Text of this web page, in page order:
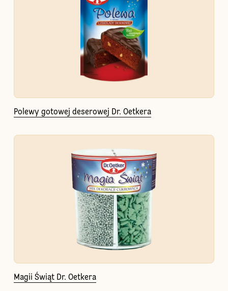
Polewy gotowej deserowej Dr. Oetkera
Magii Świąt Dr. Oetkera